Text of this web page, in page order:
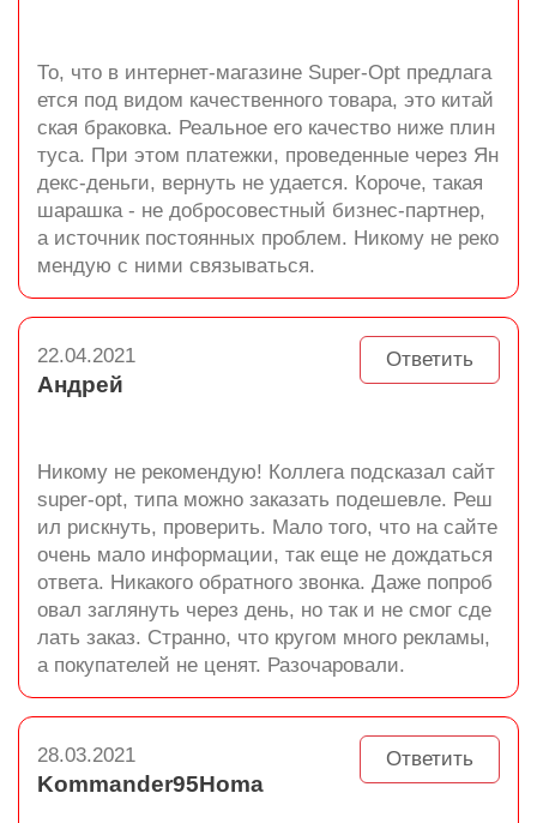
То, что в интернет-магазине Super-Opt предлага
ется под видом качественного товара, это китай
ская браковка. Реальное его качество ниже плин
туса. При этом платежки, проведенные через Ян
декс-деньги, вернуть не удается. Короче, такая
шарашка - не добросовестный бизнес-партнер,
а источник постоянных проблем. Никому не реко
мендую с ними связываться.
Ответить
22.04.2021
Андрей
Никому не рекомендую! Коллега подсказал сайт
super-opt, типа можно заказать подешевле. Реш
ил рискнуть, проверить. Мало того, что на сайте
очень мало информации, так еще не дождаться
ответа. Никакого обратного звонка. Даже попроб
овал заглянуть через день, но так и не смог сде
лать заказ. Странно, что кругом много рекламы,
а покупателей не ценят. Разочаровали.
Ответить
28.03.2021
Kommander95Homa